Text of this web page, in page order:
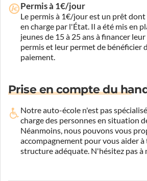
Permis à 1€/jour
Le permis à 1€/jour est un prêt
en charge par l'État. Il a été mis en
jeunes de 15 à 25 ans à financer
permis et leur permet de bénéficier
paiement.
Prise en compte du
Notre auto-école n'est pas
charge des personnes en situation
Néanmoins, nous pouvons vous
accompagnement pour vous aider
structure adéquate. N'hésitez pas à